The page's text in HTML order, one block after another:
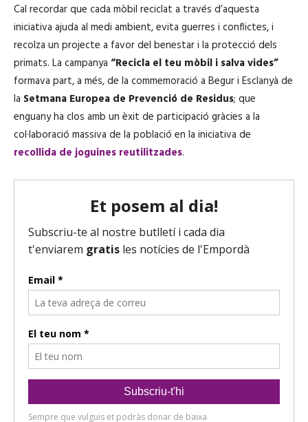
Cal recordar que cada mòbil reciclat a través d’aquesta
iniciativa ajuda al medi ambient, evita guerres i conflictes, i
recolza un projecte a favor del benestar i la protecció dels
primats. La campanya “Recicla el teu mòbil i salva vides”
formava part, a més, de la commemoració a Begur i Esclanyà de
la Setmana Europea de Prevenció de Residus; que
enguany ha clos amb un èxit de participació gràcies a la
col·laboració massiva de la població en la iniciativa de
recollida de joguines reutilitzades.